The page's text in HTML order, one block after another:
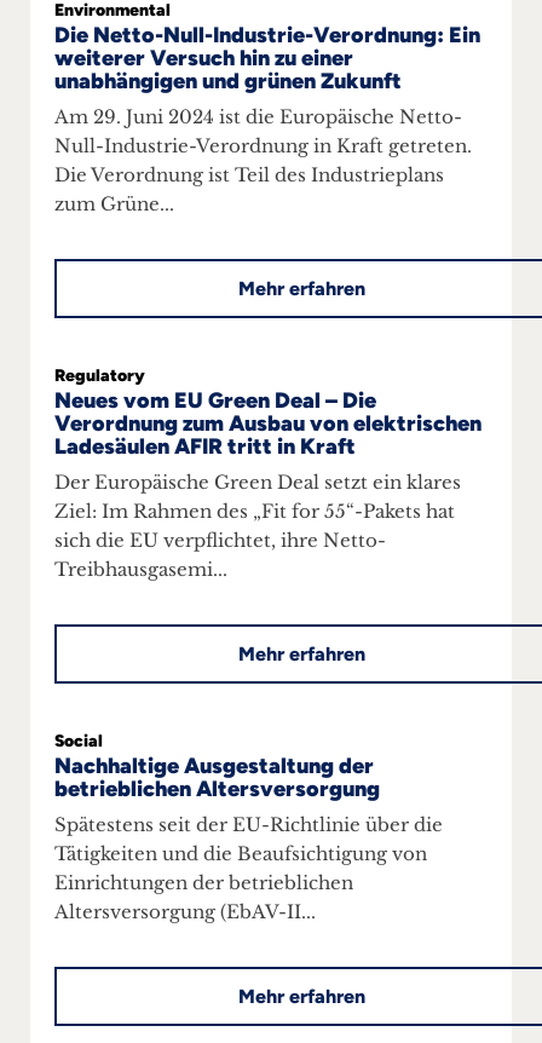
Environmental
Die Netto-Null-Industrie-Verordnung: Ein
weiterer Versuch hin zu einer
unabhängigen und grünen Zukunft
Am 29. Juni 2024 ist die Europäische Netto-
Null-Industrie-Verordnung in Kraft getreten.
Die Verordnung ist Teil des Industrieplans
zum Grüne...
Mehr erfahren
Regulatory
Neues vom EU Green Deal – Die
Verordnung zum Ausbau von elektrischen
Ladesäulen AFIR tritt in Kraft
Der Europäische Green Deal setzt ein klares
Ziel: Im Rahmen des „Fit for 55“-Pakets hat
sich die EU verpflichtet, ihre Netto-
Treibhausgasemi...
Mehr erfahren
Social
Nachhaltige Ausgestaltung der
betrieblichen Altersversorgung
Spätestens seit der EU-Richtlinie über die
Tätigkeiten und die Beaufsichtigung von
Einrichtungen der betrieblichen
Altersversorgung (EbAV-II...
Mehr erfahren